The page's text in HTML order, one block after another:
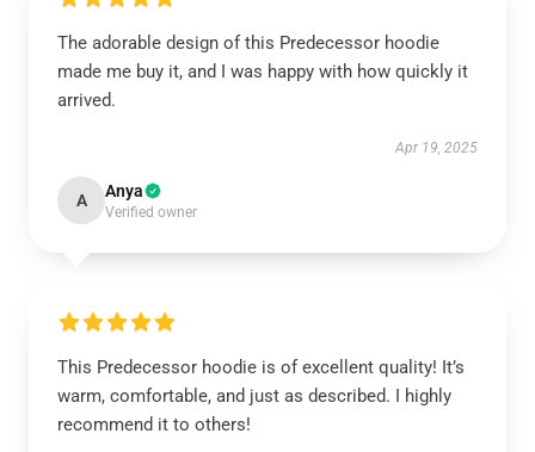
The adorable design of this Predecessor hoodie
made me buy it, and I was happy with how quickly it
arrived.
Apr 19, 2025
A Anya
Verified owner
This Predecessor hoodie is of excellent quality! It’s
warm, comfortable, and just as described. I highly
recommend it to others!